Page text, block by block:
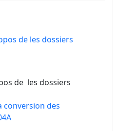
de les dossiers
de les dossiers
conversion des